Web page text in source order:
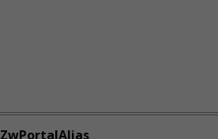
ZwPortalAlias